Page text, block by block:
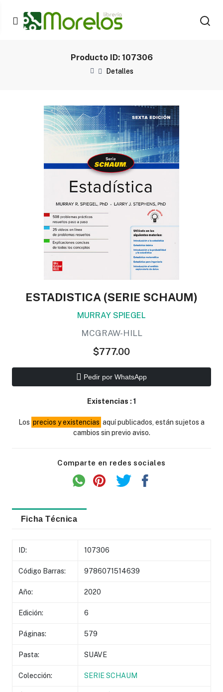
Producto ID: 107306
Detalles
ESTADISTICA (SERIE SCHAUM)
MURRAY SPIEGEL
MCGRAW-HILL
$777.00
Pedir por WhatsApp
Existencias : 1
Los precios y existencias aquí publicados, están sujetos a
cambios sin previo aviso.
Comparte en redes sociales
Ficha Técnica
ID: 107306
Código Barras: 9786071514639
Año: 2020
Edición: 6
Páginas: 579
Pasta: SUAVE
Colección: SERIE SCHAUM